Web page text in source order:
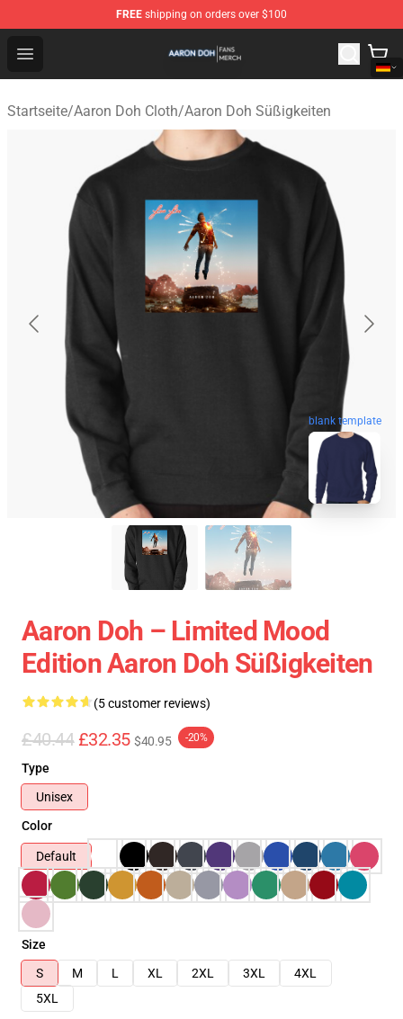
FREE shipping on orders over $100
Open menu
Aaron Doh Shop - Official Aaron Doh Merchandise Store
Startseite/Aaron Doh Cloth/Aaron Doh Süßigkeiten
blank template
Aaron Doh – Limited Mood
Edition Aaron Doh Süßigkeiten
(5 customer reviews)
£40.44 £32.35 $40.95 -20%
Type
Unisex
Color
Default
Size
S
M L XL 2XL 3XL
4XL
5XL